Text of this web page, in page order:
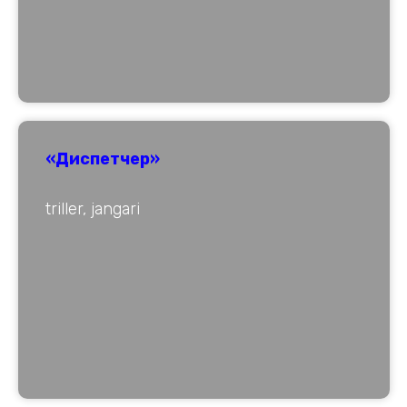
«Диспетчер»
triller, jangari